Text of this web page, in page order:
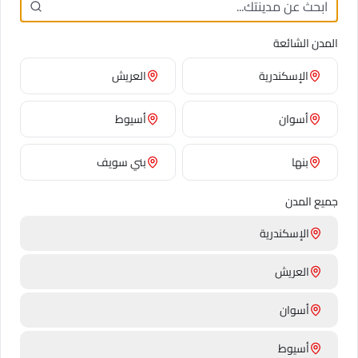
جاهز لطلب الورد في
انضم إلى مئات العملاء الراضين الذين يثقون بنا
لاحتياجات توصيل الورد في العرب.ورد فريش، خدمة
موثوقة، وأسعار تنافسية مضمونة.
ضع طلبك
تعرّف على معاني الورد
المدن الشائعة
الإسكندرية
العريش
أسوان أسيوط
بنها
بني سويف
جميع المدن
الإسكندرية
العريش
أسوان
أسيوط